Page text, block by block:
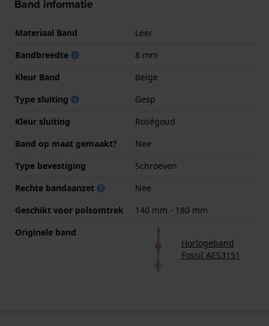
Band informatie
Materiaal Band
Leer
Bandbreedte
8 mm
Kleur Band
Beige
Type sluiting
Gesp
Kleur sluiting
Roségoud
Band op maat gemaakt?
Nee
Type bevestiging
Schroeven
Rechte bandaanzet
Nee
Geschikt voor polsomtrek
140 mm - 180 mm
Originele band
Horlogeband
Fossil AES3151